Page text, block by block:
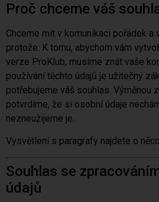
Proč chceme váš
Chceme mít v komunikaci pořádek a
protože: K tomu, abychom vám
verze ProKlub, musíme znát vaše
používání těchto údajů je užitečný
potřebujeme váš souhlas. Výměnou
potvrdíme, že si osobní údaje
nezneužijeme je.
Vysvětlení s paragrafy najdete o
Souhlas se
údajů